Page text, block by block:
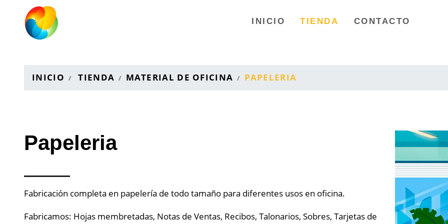
INICIO TIENDA CONTACTO
INICIO TIENDA MATERIAL DE OFICINA PAPELERIA
Papeleria
Fabricación completa en papelería de todo tamaño para diferentes usos en oficina.
Fabricamos: Hojas membretadas, Notas de Ventas, Recibos, Talonarios, Sobres, Tarjetas de